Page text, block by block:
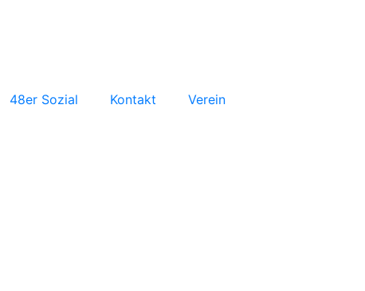
48er Sozial Kontakt Verein